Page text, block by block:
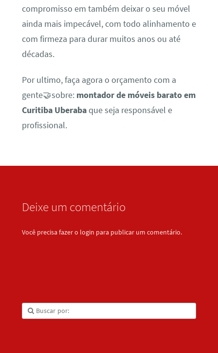
compromisso em também deixar o seu móvel
ainda mais impecável, com todo alinhamento e
com firmeza para durar muitos anos ou até
décadas.
Por ultimo, faça agora o orçamento com a
gente🤝sobre: montador de móveis barato em
Curitiba Uberabaque seja responsável e
profissional.
Deixe um comentário
Você precisa fazer o login para publicar um comentário.